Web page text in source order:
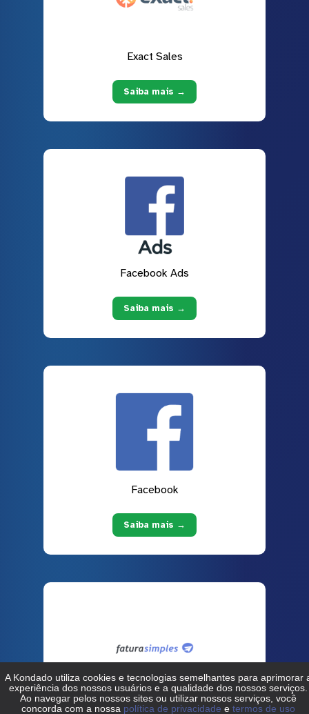
Exact Sales
Saiba mais →
Facebook Ads
Saiba mais →
Facebook
Saiba mais →
Fatura Simples